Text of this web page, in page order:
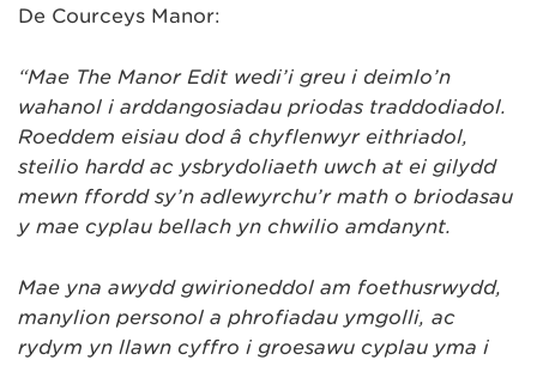
De Courceys Manor:
“Mae The Manor Edit wedi’i greu i deimlo’n
wahanol i arddangosiadau priodas traddodiadol.
Roeddem eisiau dod â chyflenwyr eithriadol,
steilio hardd ac ysbrydoliaeth uwch at ei gilydd
mewn ffordd sy’n adlewyrchu’r math o briodasau
y mae cyplau bellach yn chwilio amdanynt.
Mae yna awydd gwirioneddol am foethusrwydd,
manylion personol a phrofiadau ymgolli, ac
rydym yn llawn cyffro i groesawu cyplau yma i